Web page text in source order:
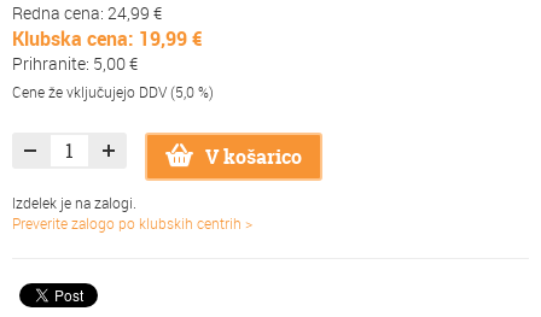
Redna cena: 24,99 €
Klubska cena: 19,99 €
Prihranite: 5,00 €
Cene že vključujejo DDV (5,0 %)
V košarico
Izdelek je na zalogi.
Preverite zalogo po klubskih centrih >